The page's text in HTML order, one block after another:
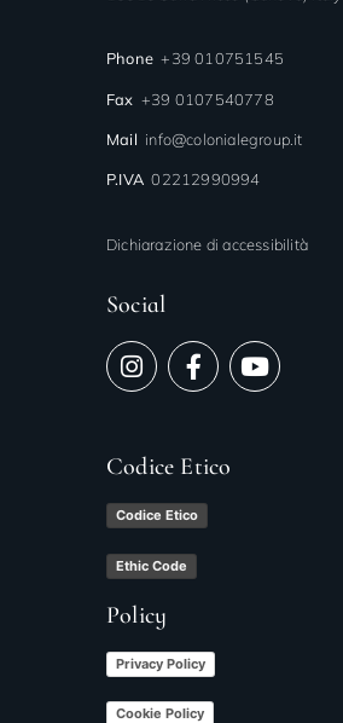
Phone +39 010751545
Fax +39 0107540778
Mail info@colonialegroup.it
P.IVA 02212990994
Dichiarazione di accessibilità
Social
Codice Etico
Codice Etico
Ethic Code
Policy
Privacy Policy
Cookie Policy